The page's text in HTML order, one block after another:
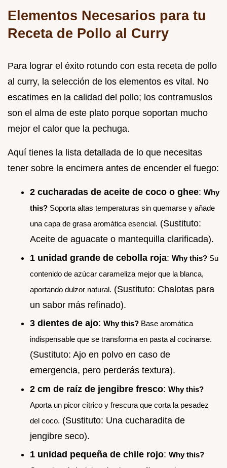
Elementos Necesarios para tu
Receta de Pollo al Curry
Para lograr el éxito rotundo con esta receta de pollo
al curry, la selección de los elementos es vital. No
escatimes en la calidad del pollo; los contramuslos
son el alma de este plato porque soportan mucho
mejor el calor que la pechuga.
Aquí tienes la lista detallada de lo que necesitas
tener sobre la encimera antes de encender el fuego:
2 cucharadas de aceite de coco o ghee: Why
this? Soporta altas temperaturas sin quemarse y añade
una capa de grasa aromática esencial. (Sustituto:
Aceite de aguacate o mantequilla clarificada).
1 unidad grande de cebolla roja: Why this? Su
contenido de azúcar carameliza mejor que la blanca,
aportando dulzor natural. (Sustituto: Chalotas para
un sabor más refinado).
3 dientes de ajo: Why this? Base aromática
indispensable que se transforma en pasta al cocinarse.
(Sustituto: Ajo en polvo en caso de
emergencia, pero perderás textura).
2 cm de raíz de jengibre fresco: Why this?
Aporta un picor cítrico y frescura que corta la pesadez
del coco. (Sustituto: Una cucharadita de
jengibre seco).
1 unidad pequeña de chile rojo: Why this?